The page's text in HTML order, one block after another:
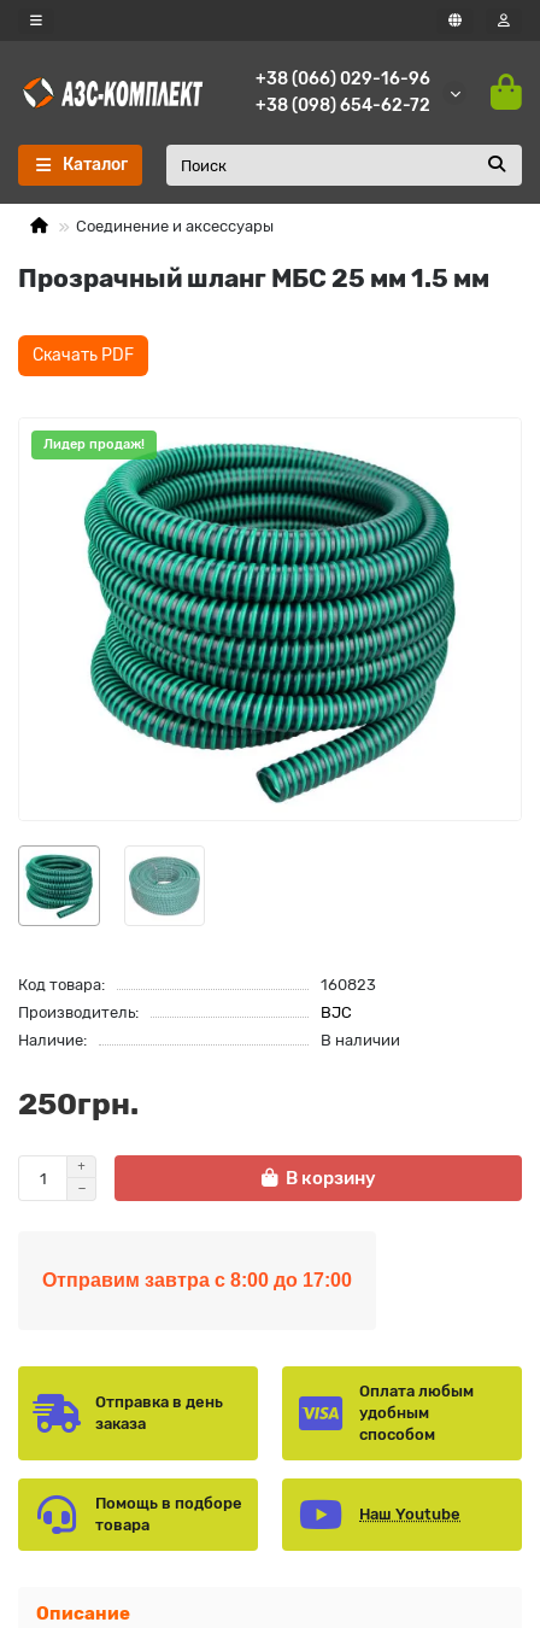
+38 (066) 029-16-96
+38 (098) 654-62-72
Каталог
Соединение и аксессуары
Прозрачный шланг МБС 25 мм 1.5 мм
Скачать PDF
Лидер продаж!
Код товара:
160823
Производитель:
BJC
Наличие:
В наличии
250грн.
В корзину
Отправим завтра с 8:00 до 17:00
Отправка в день
заказа
Оплата любым
удобным
способом
Помощь в подборе
товара
Наш Youtube
Описание